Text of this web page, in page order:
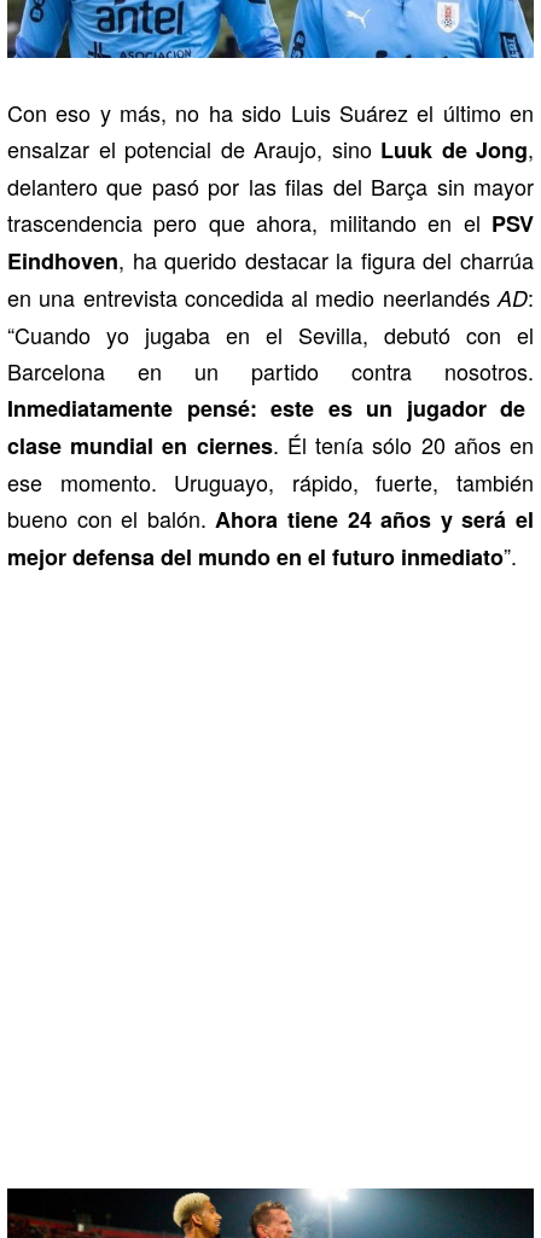
Con eso y más, no ha sido Luis Suárez el último en
ensalzar el potencial de Araujo, sino Luuk de Jong,
delantero que pasó por las filas del Barça sin mayor
trascendencia pero que ahora, militando en el PSV
Eindhoven, ha querido destacar la figura del charrúa
en una entrevista concedida al medio neerlandésAD:
“Cuando yo jugaba en el Sevilla, debutó con el
Barcelona en un partido contra nosotros.
Inmediatamente pensé: este es un jugador de
clase mundial en ciernes. Él tenía sólo 20 años en
ese momento. Uruguayo, rápido, fuerte, también
bueno con el balón. Ahora tiene 24 años y será el
mejor defensa del mundo en el futuro inmediato”.